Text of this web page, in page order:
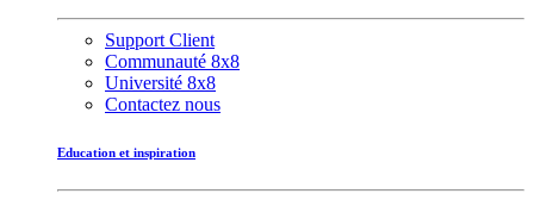
Support Client
Communauté 8x8
Université 8x8
Contactez nous
Education et inspiration